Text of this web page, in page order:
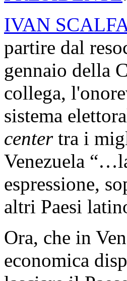
IVAN
partire dal
gennaio della
collega,
sistema
centertra i
Venezuela
espressione,
altri Paesi
Ora, che in
economica